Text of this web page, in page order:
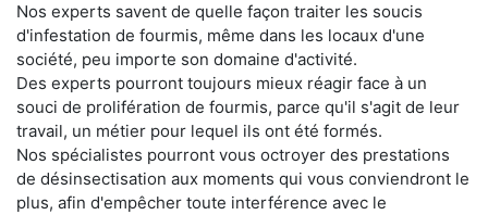
Nos experts savent de quelle façon traiter les soucis
d'infestation de fourmis, même dans les locaux d'une
société, peu importe son domaine d'activité.
Des experts pourront toujours mieux réagir face à un
souci de prolifération de fourmis, parce qu'il s'agit de leur
travail, un métier pour lequel ils ont été formés.
Nos spécialistes pourront vous octroyer des prestations
de désinsectisation aux moments qui vous conviendront le
plus, afin d'empêcher toute interférence avec le